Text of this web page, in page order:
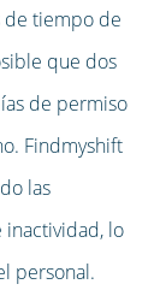
de tiempo de
que dos
de permiso
Findmyshift
las
lo
personal.